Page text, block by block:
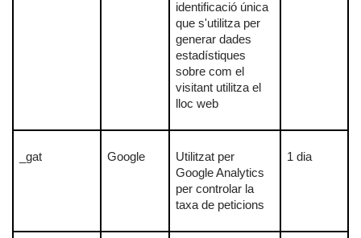
identificació única
que s'utilitza per
generar dades
estadístiques
sobre com el
visitant utilitza el
lloc web
_gat Google
Utilitzat per
Google Analytics
per controlar la
taxa de peticions
1 dia